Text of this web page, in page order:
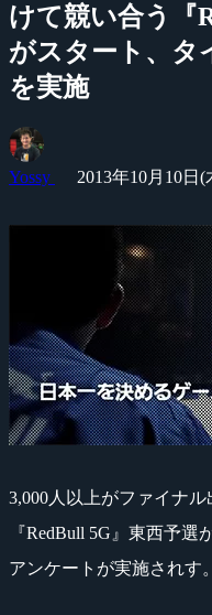
けて競い合う『
がスタート、タ
を実施
Yossy 2013年10月10日(
3,000人以上がファイナ
『RedBull 5G』東西予
アンケートが実施されす。